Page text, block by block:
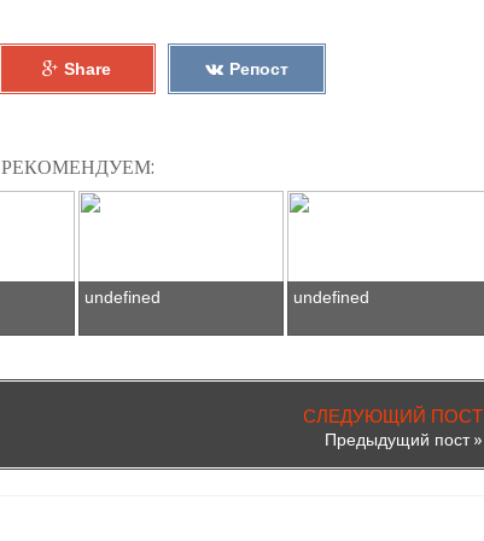
Share Репост
РЕКОМЕНДУЕМ:
undefined undefined
СЛЕДУЮЩИЙ ПОСТ
Предыдущий пост »